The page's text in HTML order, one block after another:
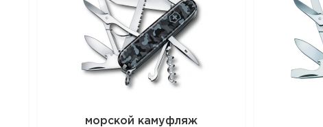
Многофункциональный крючок
лезвие и инструменты из нержавеющей стали
Нож VICTORINOX Huntsman 91мм 15 функций цв. морской
морской камуфляж